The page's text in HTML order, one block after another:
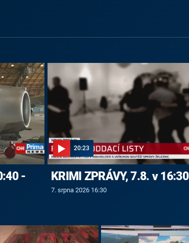
-
20:23
KRIMI ZPRÁVY, 7.8. v 16:30
7. srpna 2026 16:30